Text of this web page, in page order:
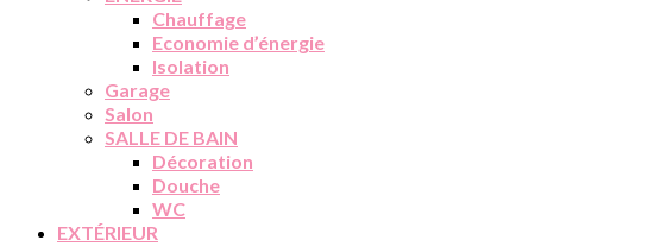
Chauffage
Economie d’énergie
Isolation
Garage
Salon
SALLE DE BAIN
Décoration
Douche
WC
EXTÉRIEUR